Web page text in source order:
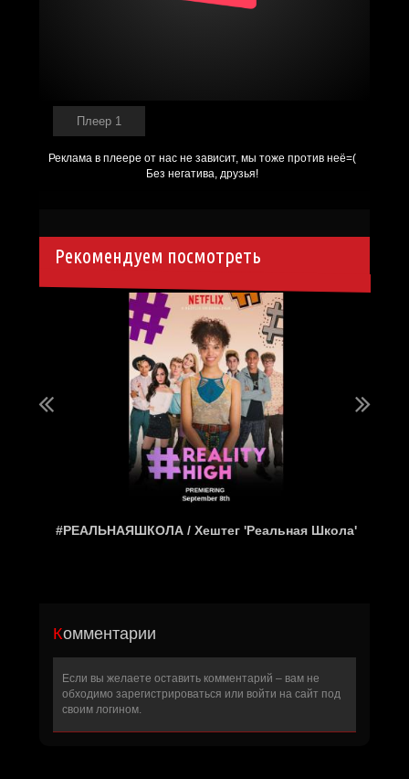
Плеер 1
Рекомендуем посмотреть
#РЕАЛЬНАЯШКОЛА / Хештег 'Реальная Школа'
Комментарии
Если вы желаете оставить комментарий – вам не
обходимо зарегистрироваться или войти на сайт под
своим логином.